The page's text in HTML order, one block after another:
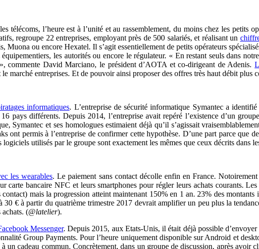
télécoms, l’heure est à l’unité et au rassemblement, du moins chez les
regroupe 22 entreprises, employant près de 500 salariés, et réalisant un
Muona ou encore Hexatel. Il s’agit essentiellement de petits opérateurs
les autorités ou encore le régulateur. « En restant seuls dans
commente David Marciano, le président d’AOTA et co-dirigeant de Adenis.
marché entreprises. Et de pouvoir ainsi proposer des offres très haut débit plus
informatiques. L’entreprise de sécurité informatique Symantec a
pays différents. Depuis 2014, l’entreprise avait repéré l’existence d’un
Symantec et ses homologues estimaient déjà qu’il s’agissait
ont permis à l’entreprise de confirmer cette hypothèse. D’une part parce que
utilisés par le groupe sont exactement les mêmes que ceux décrits dans
les wearables. Le paiement sans contact décolle enfin en France.
carte bancaire NFC et leurs smartphones pour régler leurs achats courants.
mais la progression atteint maintenant 150% en 1 an. 23% des
€ à partir du quatrième trimestre 2017 devrait amplifier un peu plus la
achats. (@latelier).
Messenger.Depuis 2015, aux Etats-Unis, il était déjà possible
Group Payments. Pour l’heure uniquement disponible sur Android et
un cadeau commun. Concrètement, dans un groupe de discussion, après